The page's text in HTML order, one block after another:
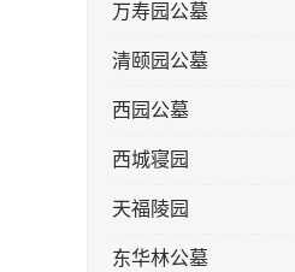
万寿园公墓
清颐园公墓
西园公墓
西城寝园
天福陵园
东华林公墓